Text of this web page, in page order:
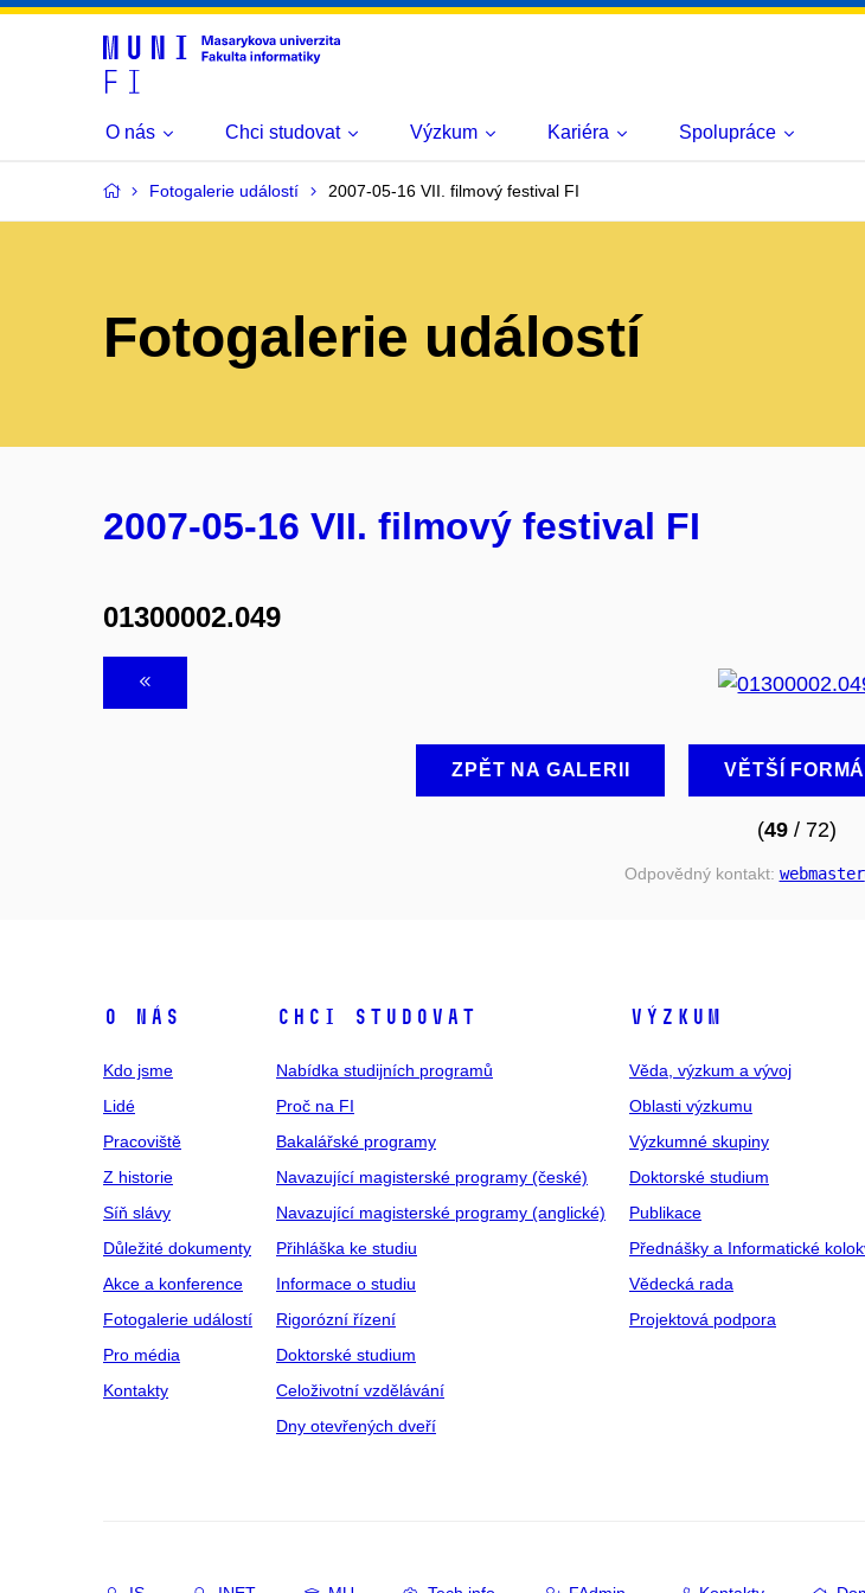
O nás Chci studovat Výzkum Kariéra Spolupráce
Fotogalerie událostí 2007-05-16 VII. filmový festival FI
Fotogalerie událostí
2007-05-16 VII. filmový festival FI
01300002.049
ZPĚT NA GALERII VĚTŠÍ
(49/ 72)
Odpovědný kontakt: webmaster
O NÁS
Kdo jsme
Lidé
Pracoviště
Z historie
Síň slávy
Důležité dokumenty
Akce a konference
Fotogalerie událostí
Pro média
Kontakty
CHCI STUDOVAT
Nabídka studijních programů
Proč na FI
Bakalářské programy
Navazující magisterské programy (české)
Navazující magisterské programy (anglické)
Přihláška ke studiu
Informace o studiu
Rigorózní řízení
Doktorské studium
Celoživotní vzdělávání
Dny otevřených dveří
VÝZKUM
Věda, výzkum a vývoj
Oblasti výzkumu
Výzkumné skupiny
Doktorské studium
Publikace
Přednášky a Informatické
Vědecká rada
Projektová podpora